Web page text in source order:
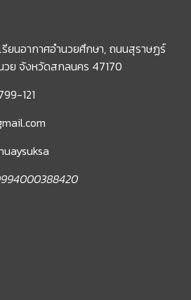
รียนอากาศอำนวยศึกษา, ถนนสุราษฏร์
วย จังหวัดสกลนคร 47170
121